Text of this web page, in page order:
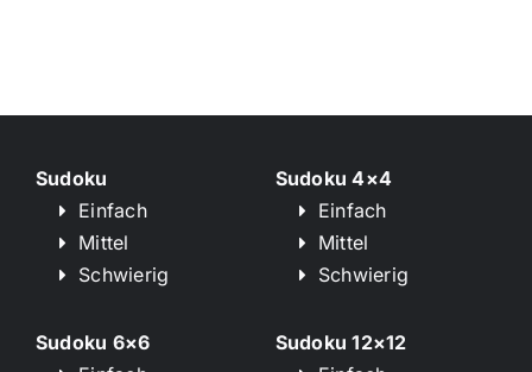
Sudoku
Einfach
Mittel
Schwierig
Sudoku 4×4
Einfach
Mittel
Schwierig
Sudoku 6×6
Sudoku 12×12